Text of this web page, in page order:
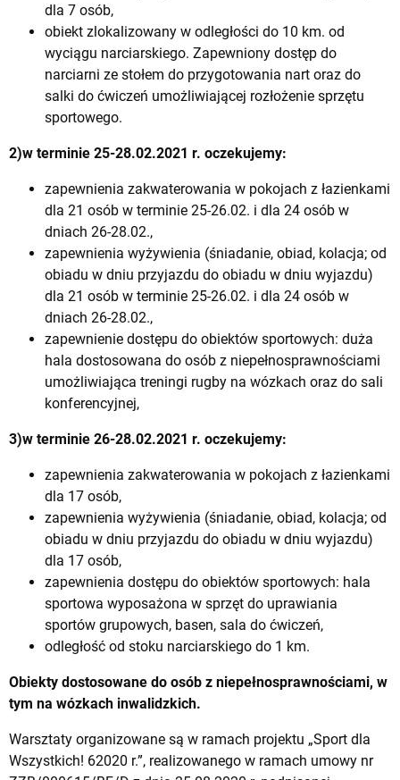
dla 7 osób,
obiekt zlokalizowany w odległości do 10 km. od
wyciągu narciarskiego. Zapewniony dostęp do
narciarni ze stołem do przygotowania nart oraz do
salki do ćwiczeń umożliwiającej rozłożenie sprzętu
sportowego.
2)w terminie 25-28.02.2021 r. oczekujemy:
zapewnienia zakwaterowania w pokojach z łazienkami
dla 21 osób w terminie 25-26.02. i dla 24 osób w
dniach 26-28.02.,
zapewnienia wyżywienia (śniadanie, obiad, kolacja; od
obiadu w dniu przyjazdu do obiadu w dniu wyjazdu)
dla 21 osób w terminie 25-26.02. i dla 24 osób w
dniach 26-28.02.,
zapewnienie dostępu do obiektów sportowych: duża
hala dostosowana do osób z niepełnosprawnościami
umożliwiająca treningi rugby na wózkach oraz do sali
konferencyjnej,
3)w terminie 26-28.02.2021 r. oczekujemy:
zapewnienia zakwaterowania w pokojach z łazienkami
dla 17 osób,
zapewnienia wyżywienia (śniadanie, obiad, kolacja; od
obiadu w dniu przyjazdu do obiadu w dniu wyjazdu)
dla 17 osób,
zapewnienia dostępu do obiektów sportowych: hala
sportowa wyposażona w sprzęt do uprawiania
sportów grupowych, basen, sala do ćwiczeń,
odległość od stoku narciarskiego do 1 km.
Obiekty dostosowane do osób z niepełnosprawnościami, w
tym na wózkach inwalidzkich.
Warsztaty organizowane są w ramach projektu „Sport dla
Wszystkich! 62020 r.”, realizowanego w ramach umowy nr